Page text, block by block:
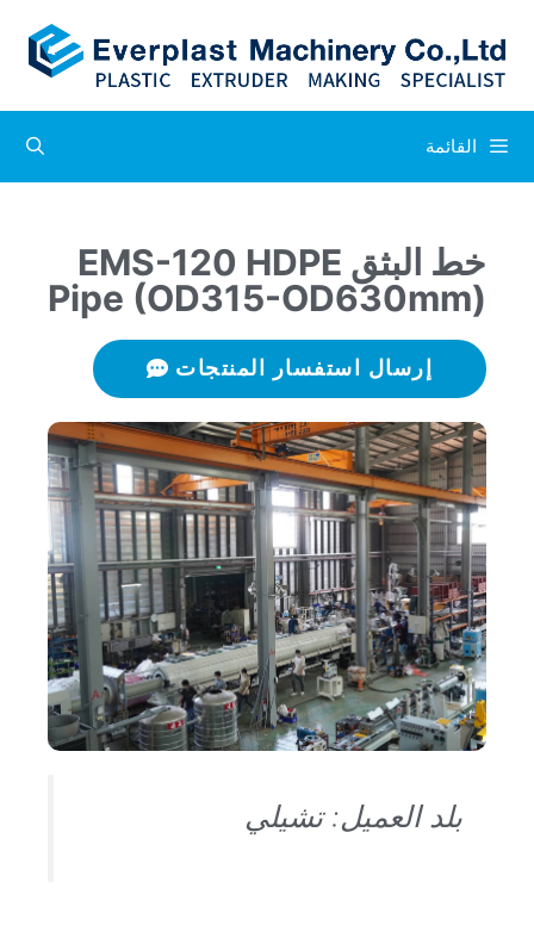
القائمة
خط البثق EMS-120 HDPE
Pipe (OD315-OD630mm)
إرسال استفسار المنتجات
بلد العميل: تشيلي